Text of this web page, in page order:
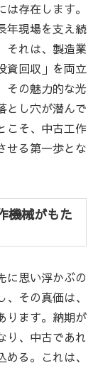
存在します。
年現場を支え続
それは、製造業
資回収」を両立
その魅力的な光
とし穴が潜んで
こそ、中古工作
せる第一歩とな
機械がもた
に思い浮かぶの
その真価は、
ります。納期が
り、中古であれ
る。これは、